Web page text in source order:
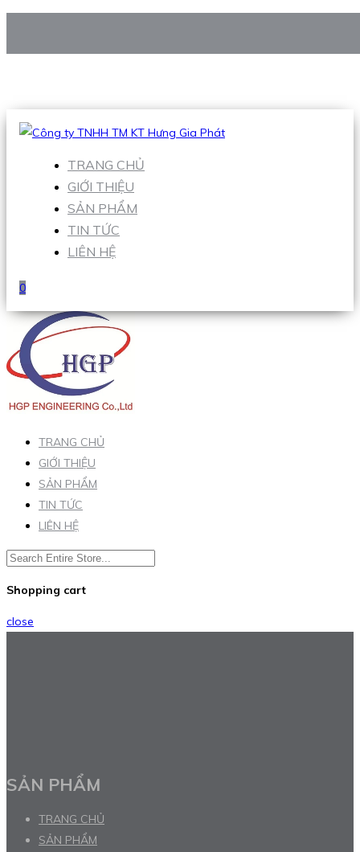
Hotline:0938 906 663
TRANG CHỦ
GIỚI THIỆU
SẢN PHẨM
TIN TỨC
LIÊN HỆ
0
TRANG CHỦ
GIỚI THIỆU
SẢN PHẨM
TIN TỨC
LIÊN HỆ
Shopping cart
close
SẢN PHẨM
TRANG CHỦ
SẢN PHẨM